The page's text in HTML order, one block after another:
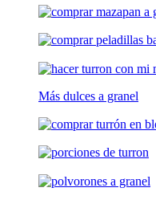
Más dulces a granel